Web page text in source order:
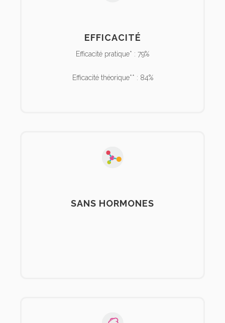
EFFICACITÉ
Efficacité pratique* : 79%
Efficacité théorique** : 84%
SANS HORMONES